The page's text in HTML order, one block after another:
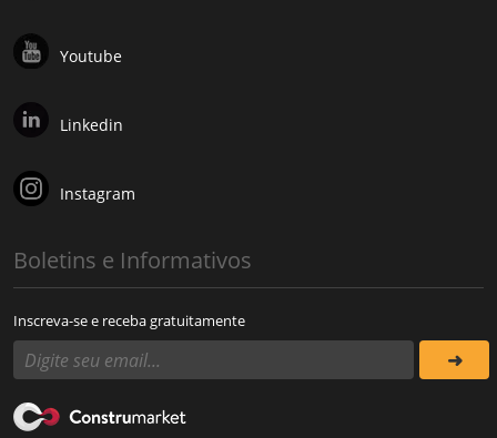
Youtube
Linkedin
Instagram
Boletins e Informativos
Inscreva-se e receba gratuitamente